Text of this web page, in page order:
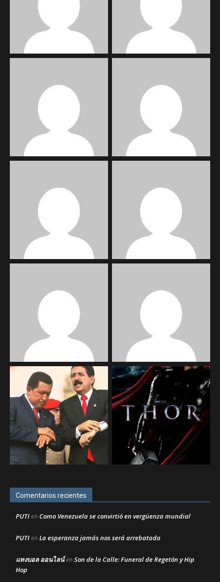
Comentarios recientes
PUTI en Como Venezuela se convirtió en vergüenza mundial
PUTI en La esperanza jamás nos será arrebatada
แทงบอล ออนไลน์en Son de la Calle: Funeral de Regetón y Hip
Hop